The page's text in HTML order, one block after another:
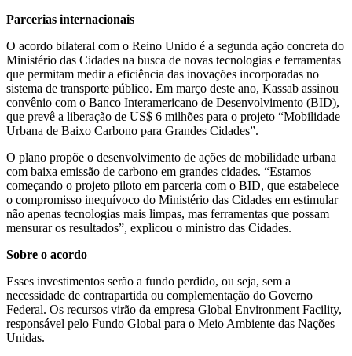
Parcerias internacionais
O acordo bilateral com o Reino Unido é a segunda ação concreta do
Ministério das Cidades na busca de novas tecnologias e ferramentas
que permitam medir a eficiência das inovações incorporadas no
sistema de transporte público. Em março deste ano, Kassab assinou
convênio com o Banco Interamericano de Desenvolvimento (BID),
que prevê a liberação de US$ 6 milhões para o projeto “Mobilidade
Urbana de Baixo Carbono para Grandes Cidades”.
O plano propõe o desenvolvimento de ações de mobilidade urbana
com baixa emissão de carbono em grandes cidades. “Estamos
começando o projeto piloto em parceria com o BID, que estabelece
o compromisso inequívoco do Ministério das Cidades em estimular
não apenas tecnologias mais limpas, mas ferramentas que possam
mensurar os resultados”, explicou o ministro das Cidades.
Sobre o acordo
Esses investimentos serão a fundo perdido, ou seja, sem a
necessidade de contrapartida ou complementação do Governo
Federal. Os recursos virão da empresa Global Environment Facility,
responsável pelo Fundo Global para o Meio Ambiente das Nações
Unidas.